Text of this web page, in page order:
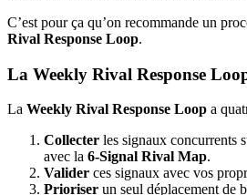
C’est pour ça qu’on recommande un
Rival Response Loop.
La Weekly Rival Response
La Weekly Rival Response Loop a
Collecter les signaux concurrents
avec la 6-Signal Rival Map.
Valider ces signaux avec vos
Prioriser un seul déplacement de